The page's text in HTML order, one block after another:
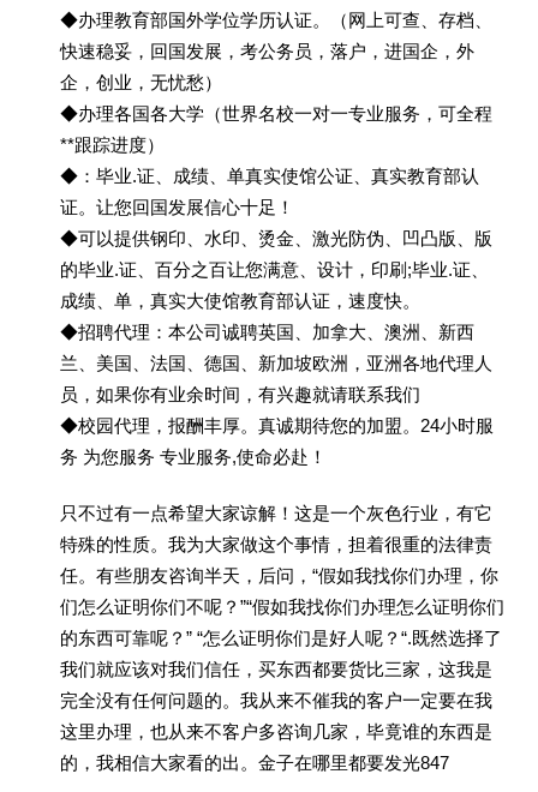
◆办理教育部国外学位学历认证。（网上可查、存档、
快速稳妥，回国发展，考公务员，落户，进国企，外
企，创业，无忧愁）
◆办理各国各大学（世界名校一对一专业服务，可全程
**跟踪进度）
◆：毕业.证、成绩、单真实使馆公证、真实教育部认
证。让您回国发展信心十足！
◆可以提供钢印、水印、烫金、激光防伪、凹凸版、版
的毕业.证、百分之百让您满意、设计，印刷;毕业.证、
成绩、单，真实大使馆教育部认证，速度快。
◆招聘代理：本公司诚聘英国、加拿大、澳洲、新西
兰、美国、法国、德国、新加坡欧洲，亚洲各地代理人
员，如果你有业余时间，有兴趣就请联系我们
◆校园代理，报酬丰厚。真诚期待您的加盟。24小时服
务 为您服务 专业服务,使命必赴！
只不过有一点希望大家谅解！这是一个灰色行业，有它
特殊的性质。我为大家做这个事情，担着很重的法律责
任。有些朋友咨询半天，后问，“假如我找你们办理，你
们怎么证明你们不呢？”“假如我找你们办理怎么证明你们
的东西可靠呢？” “怎么证明你们是好人呢？“.既然选择了
我们就应该对我们信任，买东西都要货比三家，这我是
完全没有任何问题的。我从来不催我的客户一定要在我
这里办理，也从来不客户多咨询几家，毕竟谁的东西是
的，我相信大家看的出。金子在哪里都要发光847